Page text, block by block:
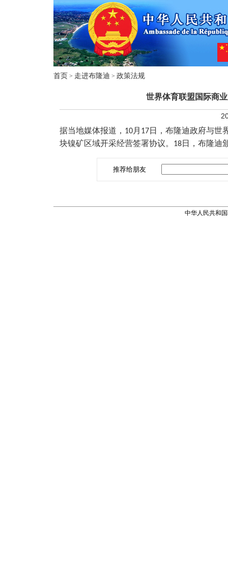
首页 > 走进布隆迪 > 政策法规
世界体育联盟国际商
据当地媒体报道， 10月 17日，布隆迪政府与世
块镍矿区域开采经营签署协议。 18日，布隆迪
推荐给朋友
中华人民共和